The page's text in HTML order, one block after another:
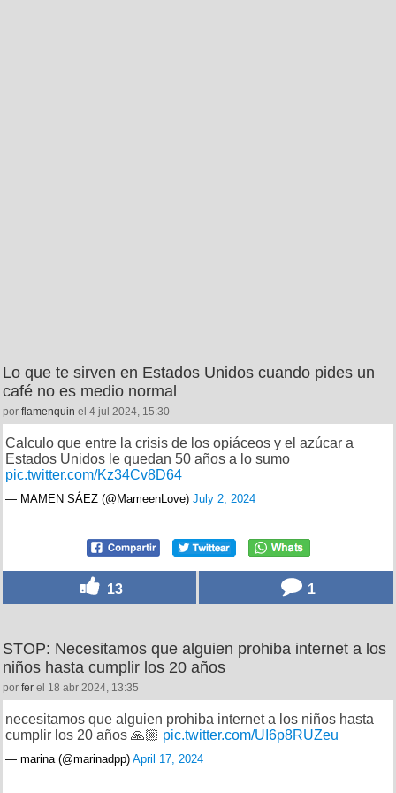
Lo que te sirven en Estados Unidos cuando pides un
café no es medio normal
por flamenquin el 4 jul 2024, 15:30
Calculo que entre la crisis de los opiáceos y el azúcar a
Estados Unidos le quedan 50 años a lo sumo
pic.twitter.com/Kz34Cv8D64
— MAMEN SÁEZ (@MameenLove) July 2, 2024
13 1
STOP: Necesitamos que alguien prohiba internet a los
niños hasta cumplir los 20 años
por fer el 18 abr 2024, 13:35
necesitamos que alguien prohiba internet a los niños hasta
cumplir los 20 años 🙏🏼 pic.twitter.com/UI6p8RUZeu
— marina (@marinadpp) April 17, 2024